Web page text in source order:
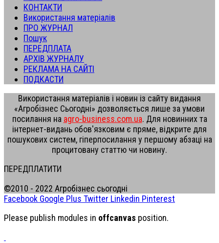
КОНТАКТИ
Використання матеріалів
ПРО ЖУРНАЛ
Пошук
ПЕРЕДПЛАТА
АРХІВ ЖУРНАЛУ
РЕКЛАМА НА САЙТІ
ПОДКАСТИ
Використання матеріалів і новин із сайту видання
«Агробізнес Сьогодні» дозволяється лише за умови
посилання на agro-business.com.ua. Для новинних та
інтернет-видань обов'язковим є пряме, відкрите для
пошукових систем, гіперпосилання у першому абзаці на
процитовану статтю чи новину.
ПЕРЕДПЛАТИТИ
©2010 - 2022 Агробізнес сьогодні
Facebook Google Plus Twitter Linkedin Pinterest
Please publish modules in offcanvas position.